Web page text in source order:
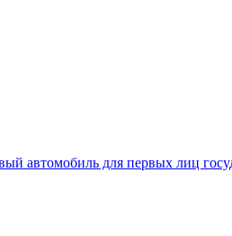
автомобиль для первых лиц